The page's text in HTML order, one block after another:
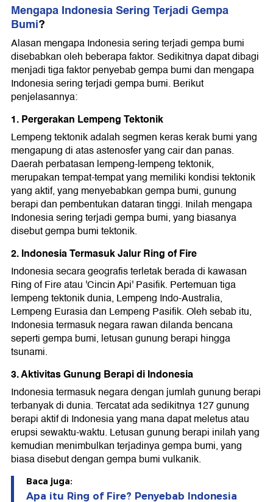
Mengapa Indonesia Sering Terjadi Gempa
Bumi?
Alasan mengapa Indonesia sering terjadi gempa bumi
disebabkan oleh beberapa faktor. Sedikitnya dapat dibagi
menjadi tiga faktor penyebab gempa bumi dan mengapa
Indonesia sering terjadi gempa bumi. Berikut
penjelasannya:
1. Pergerakan Lempeng Tektonik
Lempeng tektonik adalah segmen keras kerak bumi yang
mengapung di atas astenosfer yang cair dan panas.
Daerah perbatasan lempeng-lempeng tektonik,
merupakan tempat-tempat yang memiliki kondisi tektonik
yang aktif, yang menyebabkan gempa bumi, gunung
berapi dan pembentukan dataran tinggi. Inilah mengapa
Indonesia sering terjadi gempa bumi, yang biasanya
disebut gempa bumi tektonik.
2. Indonesia Termasuk Jalur Ring of Fire
Indonesia secara geografis terletak berada di kawasan
Ring of Fire atau 'Cincin Api' Pasifik. Pertemuan tiga
lempeng tektonik dunia, Lempeng Indo-Australia,
Lempeng Eurasia dan Lempeng Pasifik. Oleh sebab itu,
Indonesia termasuk negara rawan dilanda bencana
seperti gempa bumi, letusan gunung berapi hingga
tsunami.
3. Aktivitas Gunung Berapi di Indonesia
Indonesia termasuk negara dengan jumlah gunung berapi
terbanyak di dunia. Tercatat ada sedikitnya 127 gunung
berapi aktif di Indonesia yang mana dapat meletus atau
erupsi sewaktu-waktu. Letusan gunung berapi inilah yang
kemudian menimbulkan terjadinya gempa bumi, yang
biasa disebut dengan gempa bumi vulkanik.
Baca juga:
Apa itu Ring of Fire? Penyebab Indonesia